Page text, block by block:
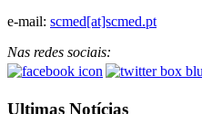
e-mail: scmed[at]scmed.pt
Nas redes sociais:
Ultimas Notícias